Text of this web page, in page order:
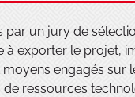
un jury de
à exporter le projet,
engagés sur
ressources